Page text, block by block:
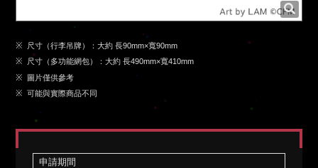
尺寸（行李吊牌）：大約 長90mm×寬90mm
尺寸（多功能網包）：大約 長490mm×寬410mm
圖片僅供參考
可能與實際商品不同
申請期間